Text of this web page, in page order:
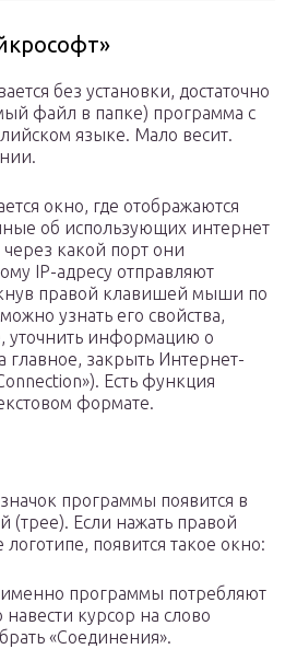
без установки, достаточно
файл в папке) программа с
языке. Мало весит.
окно, где отображаются
об использующих интернет
какой порт они
IP-адресу отправляют
правой клавишей мыши по
узнать его свойства,
уточнить информацию о
главное, закрыть Интернет-
Есть функция
формате.
программы появится в
(трее). Если нажать правой
появится такое окно:
именно программы потребляют
курсор на слово
«Соединения».